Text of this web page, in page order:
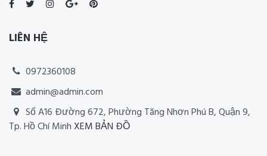
LIÊN HỆ
0972360108
admin@admin.com
Số A16 Đường 672, Phường Tăng Nhơn Phú B, Quận 9,
Tp. Hồ Chí Minh XEM BẢN ĐỒ